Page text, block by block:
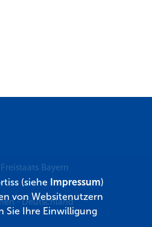
Bayern
·Deutschland
(siehe Impressum)
von Websitenutzern
Sie Ihre Einwilligung